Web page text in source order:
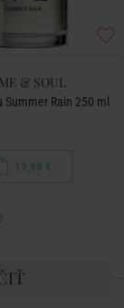
& SOUL
Summer Rain 250 ml
19,99 €